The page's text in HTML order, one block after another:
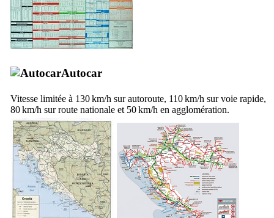
Autocar
Vitesse limitée à 130 km/h sur autoroute, 110 km/h sur voie rapide,
80 km/h sur route nationale et 50 km/h en agglomération.